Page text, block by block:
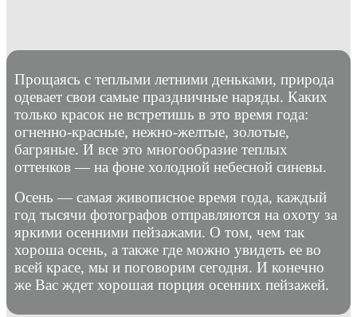
Прощаясь с теплыми летними деньками, природа
одевает свои самые праздничные наряды. Каких
только красок не встретишь в это время года:
огненно-красные, нежно-желтые, золотые,
багряные. И все это многообразие теплых
оттенков — на фоне холодной небесной синевы.
Осень — самая живописное время года, каждый
год тысячи фотографов отправляются на охоту за
яркими осенними пейзажами. О том, чем так
хороша осень, а также где можно увидеть ее во
всей красе, мы и поговорим сегодня. И конечно
же Вас ждет хорошая порция осенних пейзажей.